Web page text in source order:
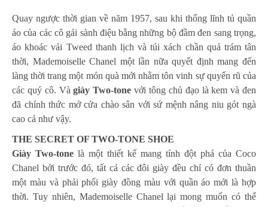
Quay ngược thời gian về năm 1957, sau khi thống lĩnh tủ quần
áo của các cô gái sành điệu bằng những bộ đầm đen sang trọng,
áo khoác vải Tweed thanh lịch và túi xách chần quả trám tân
thời, Mademoiselle Chanel một lần nữa quyết định mang đến
làng thời trang một món quà mới nhằm tôn vinh sự quyến rũ của
các quý cô. Và giày Two-tone với tông chủ đạo là kem và đen
đã chính thức mở cửa chào sân với sứ mệnh nâng niu gót ngà
cao cả như vậy.
THE SECRET OF TWO-TONE SHOE
Giày Two-tone là một thiết kế mang tính đột phá của Coco
Chanel bởi trước đó, tất cả các đôi giày đều chỉ có đơn thuần
một màu và phải phối giày đồng màu với quần áo mới là hợp
thời. Tuy nhiên, Mademoiselle Chanel lại mong muốn có thể